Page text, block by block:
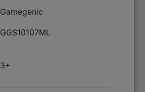
Gamegenic
GGS10107ML
3+